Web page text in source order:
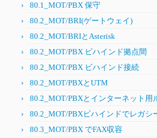
80.1_MOT/PBX 保守
80.2_MOT/BRI(ゲートウェイ)
80.2_MOT/BRIとAsterisk
80.2_MOT/PBX ビハインド拠点間
80.2_MOT/PBX ビハインド接続
80.2_MOT/PBXとUTM
80.2_MOT/PBXとインターネット用
80.2_MOT/PBXビハインドでレガシ
80.3_MOT/PBX でFAX収容